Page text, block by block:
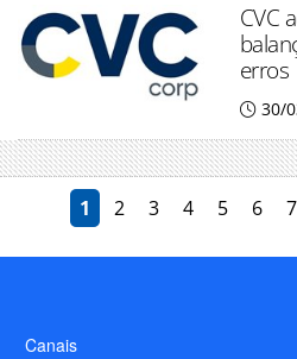
CVC
erros
30/
1 2 3 4 5 6 7
Canais